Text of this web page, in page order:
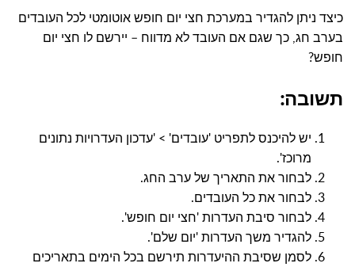
כיצד ניתן להגדיר במערכת חצי יום חופש אוטומטי לכל העובדים
בערב חג, כך שגם אם העובד לא מדווח – יירשם לו חצי יום
חופש?
תשובה:
יש להיכנס לתפריט 'עובדים' > 'עדכון העדרויות נתונים
מרוכז'.
לבחור את התאריך של ערב החג.
לבחור את כל העובדים.
לבחור סיבת העדרות 'חצי יום חופש'.
להגדיר משך העדרות 'יום שלם'.
לסמן שסיבת ההיעדרות תירשם בכל הימים בתאריכים